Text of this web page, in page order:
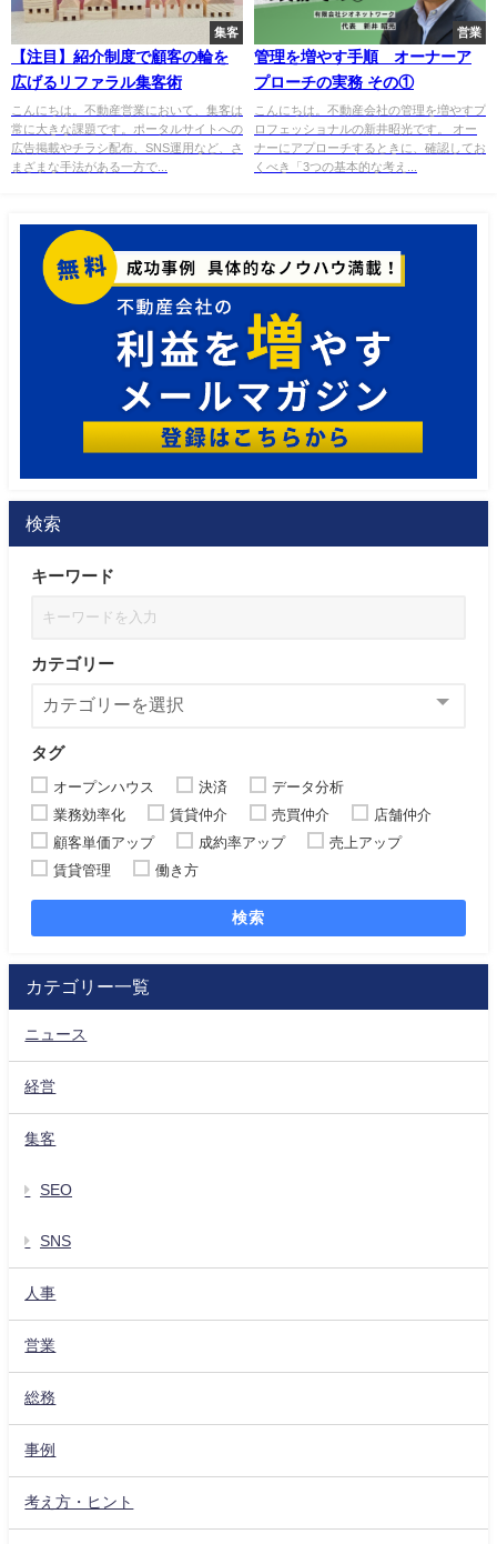
集客
【注目】紹介制度で顧客の輪を
広げるリファラル集客術
こんにちは。不動産営業において、集客は
常に大きな課題です。ポータルサイトへの
広告掲載やチラシ配布、SNS運用など、さ
まざまな手法がある一方で...
営業
管理を増やす手順 オーナーア
プローチの実務 その①
こんにちは。不動産会社の管理を増やすプ
ロフェッショナルの新井昭光です。 オー
ナーにアプローチするときに、確認してお
くべき「3つの基本的な考え...
検索
キーワード
カテゴリー
タグ
オープンハウス 決済
データ分析
業務効率化
賃貸仲介 売買仲介
店舗仲介
顧客単価アップ
成約率アップ
売上アップ
賃貸管理
働き方
検索
カテゴリー一覧
ニュース
経営
集客
SEO
SNS
人事
営業
総務
事例
考え方・ヒント